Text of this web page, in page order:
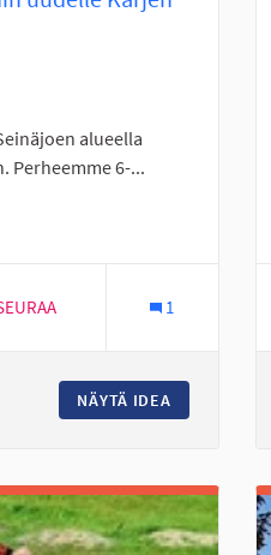
alueella
Perheemme 6-...
Seinäjoki
SEURAAJAA
LIIKUNNAN ILOA VÄLITUNTEIHIN
1
NÄYTÄ IDEA